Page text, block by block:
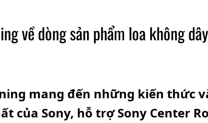
về dòng sản phẩm loa không
mang đến những kiến thức
của Sony, hỗ trợ Sony Center